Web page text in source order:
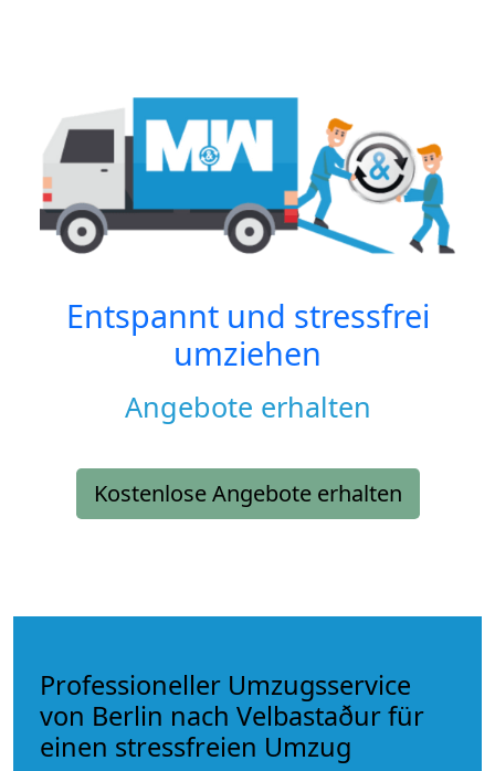
Entspannt und stressfrei
umziehen
Angebote erhalten
Kostenlose Angebote erhalten
Professioneller Umzugsservice
von Berlin nach Velbastaður für
einen stressfreien Umzug